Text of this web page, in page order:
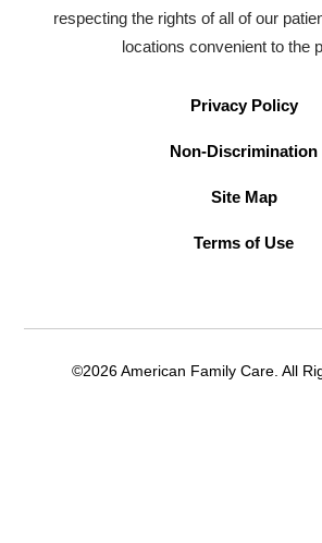
respecting the rights of all of our
locations convenient to the
Privacy Policy
Non-Discrimination
Site Map
Terms of Use
©2026 American Family Care. All